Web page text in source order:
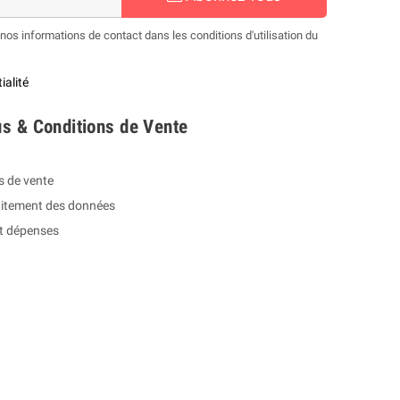
informations de contact dans les conditions d'utilisation du
& Conditions de Vente
de vente
des données
dépenses